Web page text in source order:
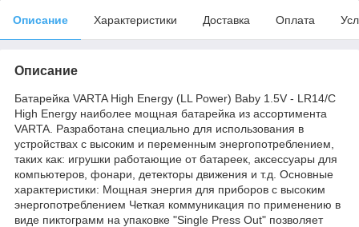
Описание Характеристики Доставка Оплата
Описание
Батарейка VARTA High Energy (LL Power) Baby 1.5V - LR14/C
High Energy наиболее мощная батарейка из ассортимента
VARTA. Разработана специально для использования в
устройствах с высоким и переменным энергопотреблением,
таких как: игрушки работающие от батареек, аксессуары для
компьютеров, фонари, детекторы движения и т.д. Основные
характеристики: Мощная энергия для приборов с высоким
энергопотреблением Четкая коммуникация по применению в
виде пиктограмм на упаковке "Single Press Out" позволяет